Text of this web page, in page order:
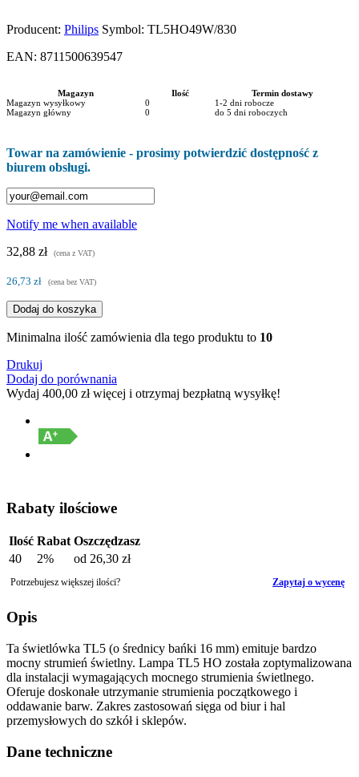
Producent: Philips Symbol: TL5HO49W/830
EAN: 8711500639547
Magazyn Ilość
Termin dostawy
Magazyn wysyłkowy
0
1-2 dni robocze
Magazyn główny
0 do 5 dni roboczych
Towar na zamówienie - prosimy potwierdzić dostępność z
biurem obsługi.
Notify me when available
32,88 zł
(cena z VAT)
26,73 zł (cena bez VAT)
Dodaj do koszyka
Minimalna ilość zamówienia dla tego produktu to 10
Drukuj
Dodaj do porównania
Wydaj 400,00 złwięcej i otrzymaj bezpłatną wysyłkę!
Rabaty ilościowe
Ilość Rabat Oszczędzasz
40
2% od 26,30 zł
Potrzebujesz większej ilości? Zapytaj o wycenę
Opis
Ta świetlówka TL5 (o średnicy bańki 16 mm) emituje bardzo
mocny strumień świetlny. Lampa TL5 HO została zoptymalizowana
dla instalacji wymagających mocnego strumienia świetlnego.
Oferuje doskonałe utrzymanie strumienia początkowego i
oddawanie barw. Zakres zastosowań sięga od biur i hal
przemysłowych do szkół i sklepów.
Dane techniczne